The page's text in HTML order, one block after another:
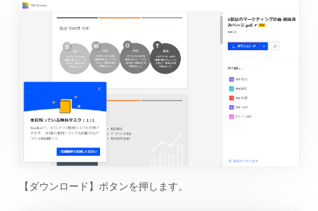
【ダウンロード】ボタンを押します。